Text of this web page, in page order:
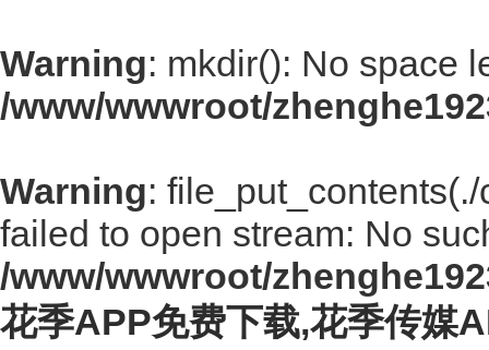
Warning: mkdir(): No space
/www/wwwroot/
Warning:
failed to open stream: No
/www/wwwroot/
花季APP免费下载,花季传媒